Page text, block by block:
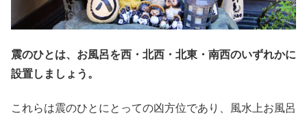
震のひとは、お風呂を西・北西・北東・南西のいずれかに
設置しましょう。
これらは震のひとにとっての凶方位であり、風水上お風呂